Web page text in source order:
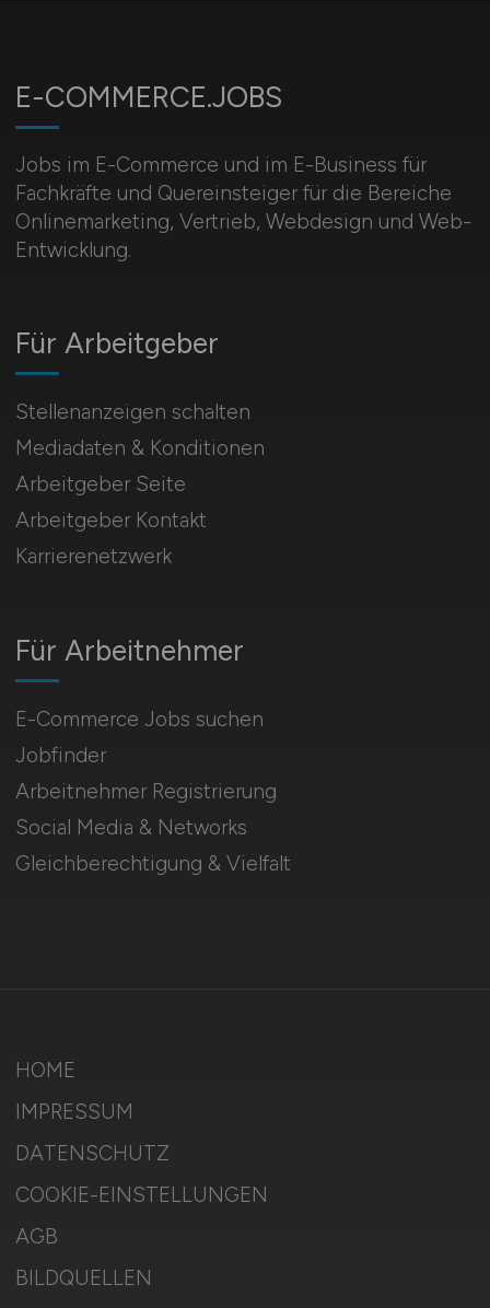
E-COMMERCE.JOBS
Jobs im E-Commerce und im E-Business für
Fachkräfte und Quereinsteiger für die Bereiche
Onlinemarketing, Vertrieb, Webdesign und Web-
Entwicklung.
Für Arbeitnehmer
E-Commerce Jobs suchen
Jobfinder
Arbeitnehmer Registrierung
Social Media & Networks
Gleichberechtigung & Vielfalt
Für Arbeitgeber
Stellenanzeigen schalten
Mediadaten & Konditionen
Arbeitgeber Seite
Arbeitgeber Kontakt
Karrierenetzwerk
HOME
IMPRESSUM
DATENSCHUTZ
COOKIE-EINSTELLUNGEN
AGB
BILDQUELLEN